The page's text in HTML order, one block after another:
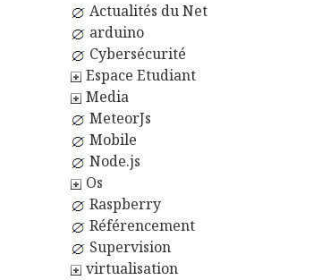
Actualités du Net
arduino
Cybersécurité
Espace Etudiant
Media
MeteorJs
Mobile
Node.js
Os
Raspberry
Référencement
Supervision
virtualisation